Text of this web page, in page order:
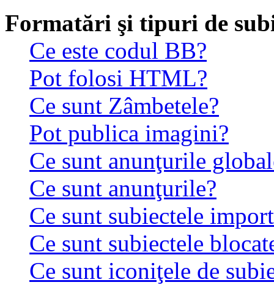
Formatări şi tipuri de
Ce este codul BB?
Pot folosi HTML?
Ce sunt Zâmbetele?
Pot publica imagini?
Ce sunt anunţurile
Ce sunt anunţurile?
Ce sunt subiectele
Ce sunt subiectele
Ce sunt iconiţele de